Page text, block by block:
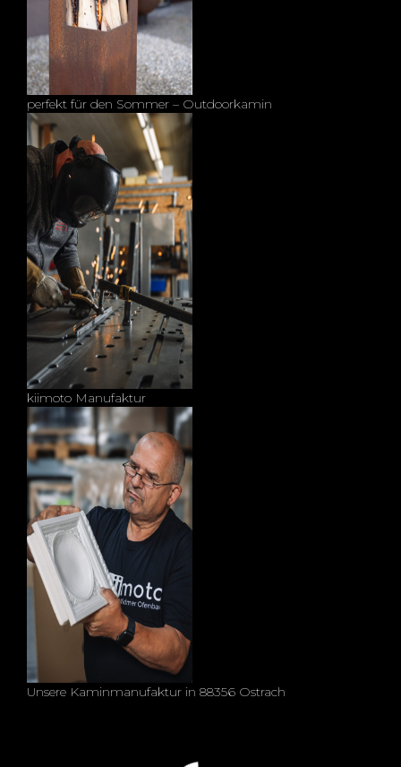
perfekt für den Sommer – Outdoorkamin
kiimoto Manufaktur
Unsere Kaminmanufaktur in 88356 Ostrach